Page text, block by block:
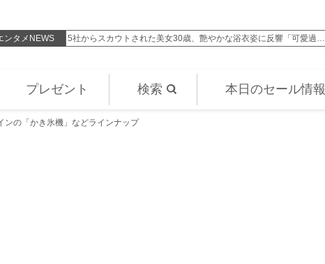
ンタメNEWS 5社からスカウトされた美女30歳、艶やかな浴衣姿に反響「可愛過…
プレゼント 検索 本日のセール情報
の「かき氷機」などラインナップ